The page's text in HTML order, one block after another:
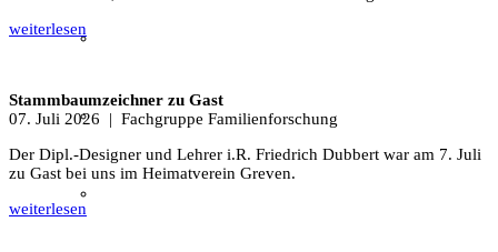
Sachsenhof
weiterlesen
Stammbaumzeichner zu Gast
07. Juli 2026 | Fachgruppe Familienforschung
Der Dipl.-Designer und Lehrer i.R. Friedrich Dubbert war am 7. Juli
zu Gast bei uns im Heimatverein Greven.
weiterlesen